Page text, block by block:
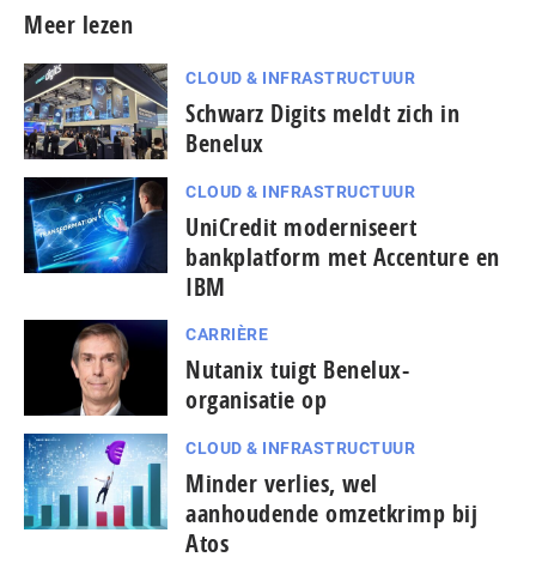
Meer lezen
CLOUD & INFRASTRUCTUUR
Schwarz Digits meldt zich in
Benelux
CLOUD & INFRASTRUCTUUR
UniCredit moderniseert
bankplatform met Accenture en
IBM
CARRIÈRE
Nutanix tuigt Benelux-
organisatie op
CLOUD & INFRASTRUCTUUR
Minder verlies, wel
aanhoudende omzetkrimp bij
Atos